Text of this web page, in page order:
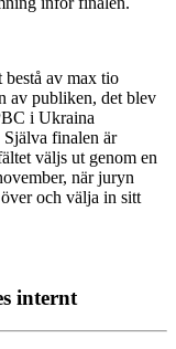
av max tio
av publiken, det blev
i Ukraina
Själva finalen är
väljs ut genom en
när juryn
och välja in sitt
internt